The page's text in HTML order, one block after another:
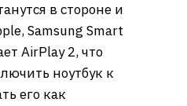
в стороне и
Samsung Smart
AirPlay 2, что
ноутбук к
его как